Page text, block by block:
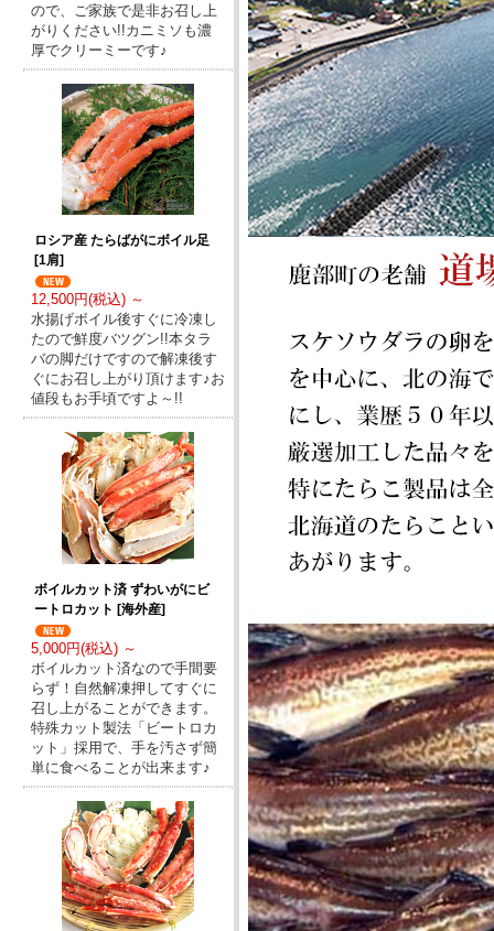
ので、ご家族で是非お召し上
がりください!!カニミソも濃
厚でクリーミーです♪
ロシア産 たらばがにボイル足
[1肩]
12,500円(税込) ～
水揚げボイル後すぐに冷凍し
たので鮮度バツグン!!本タラ
バの脚だけですので解凍後す
ぐにお召し上がり頂けます♪お
値段もお手頃ですよ～!!
ボイルカット済 ずわいがにビ
ートロカット [海外産]
5,000円(税込) ～
ボイルカット済なので手間要
らず！自然解凍押してすぐに
召し上がることができます。
特殊カット製法「ビートロカ
ット」採用で、手を汚さず簡
単に食べることが出来ます♪